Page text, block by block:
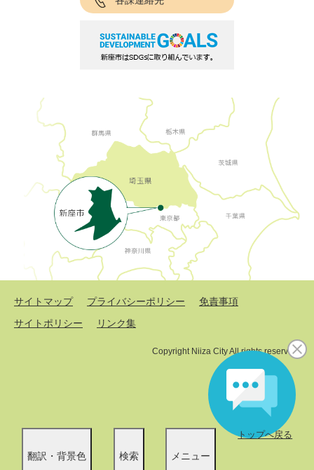
翻訳・背景色 検索 メニュー
トップへ戻る
サイトマップ プライバシーポリシー
免責事項
サイトポリシー
リンク集
Copyright Niiza City All rights reserved.